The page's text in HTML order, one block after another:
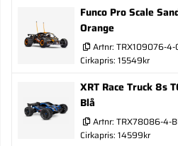
Funco Pro Scale
Orange
Artnr: TRX109076-4-
Cirkapris: 15549kr
XRT Race Truck 8s
Blå
Artnr: TRX78086-4-
Cirkapris: 14599kr